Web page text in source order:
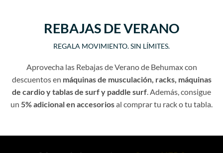
REBAJAS DE VERANO
REGALA MOVIMIENTO. SIN LÍMITES.
Aprovecha las Rebajas de Verano de Behumax con
descuentos en máquinasde musculación, racks, máquinas
de cardio y tablas de surf y paddle surf. Además, consigue
un 5% adicional en accesoriosal comprar tu rack o tu tabla.